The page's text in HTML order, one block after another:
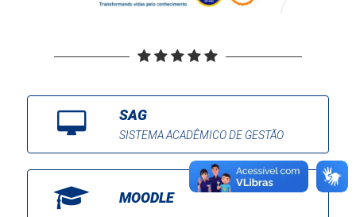
SAG
SISTEMA ACADÊMICO DE GESTÃO
MOODLE